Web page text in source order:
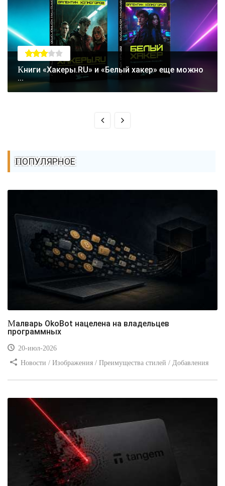
Книги «Хакеры.RU» и «Белый хакер» еще можно
...
ПОПУЛЯРНОЕ
Малварь OkoBot нацелена на владельцев
программных
20-июл-2026
Новости / Изображения / Преимущества стилей / Добавления